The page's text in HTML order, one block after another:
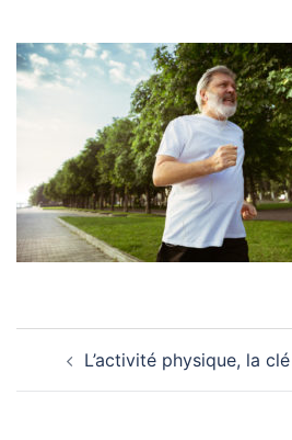
d’articleL’activité physique, la